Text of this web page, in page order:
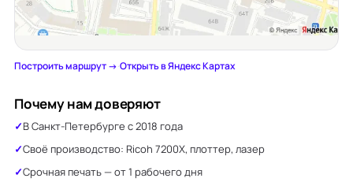
Построить маршрут →·Открыть в Яндекс Картах
Почему нам доверяют
В Санкт-Петербурге с 2018 года
Своё производство: Ricoh 7200X, плоттер, лазер
Срочная печать — от 1 рабочего дня